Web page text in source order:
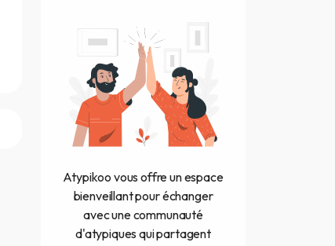
Atypikoo vous offre un espace
bienveillant pour échanger
avec une communauté
d'atypiques qui partagent